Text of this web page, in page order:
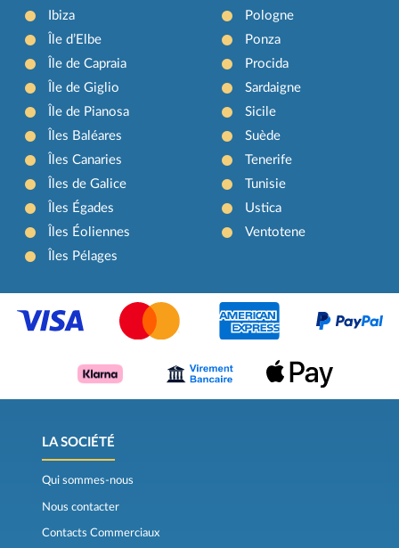
Ibiza
Île d’Elbe
Île de Capraia
Île de Giglio
Île de Pianosa
Îles Baléares
Îles Canaries
Îles de Galice
Îles Égades
Îles Éoliennes
Îles Pélages
Pologne
Ponza
Procida
Sardaigne
Sicile
Suède
Tenerife
Tunisie
Ustica
Ventotene
LA SOCIÉTÉ
Qui sommes-nous
Nous contacter
Contacts Commerciaux